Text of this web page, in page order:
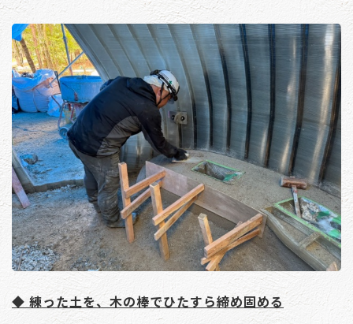
◆ 練った土を、木の棒でひたすら締め固める